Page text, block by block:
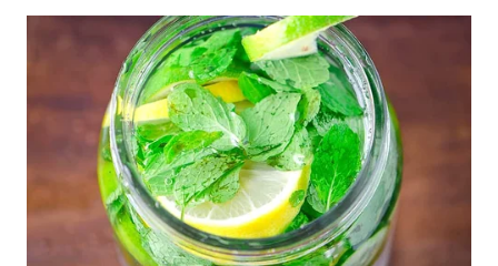
CIANJUR
KEPULAUAN
SERIBU
WN
TANGERANG